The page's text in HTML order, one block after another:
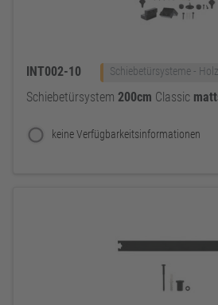
INT002-10 Schiebetürsysteme - Holz
Schiebetürsystem 200cm Classic
keine Verfügbarkeitsinformationen